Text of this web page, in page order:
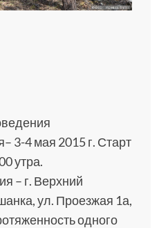
3-4 мая 2015 г. Старт
утра.
– г. Верхний
ул. Проезжая 1а,
одного